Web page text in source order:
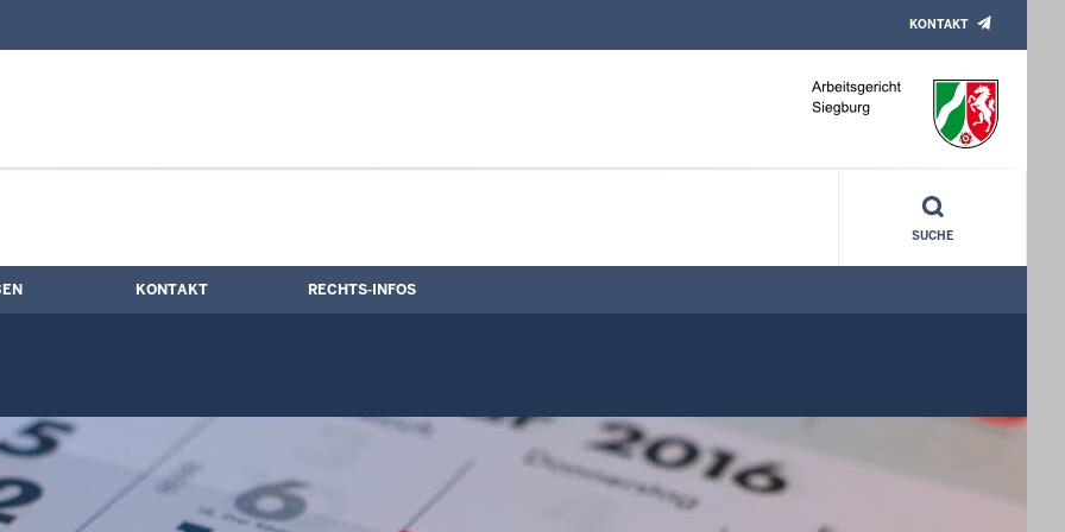
Kontaktformular
KONTAKT
SUCHE
KONTAKT RECHTS-INFOS